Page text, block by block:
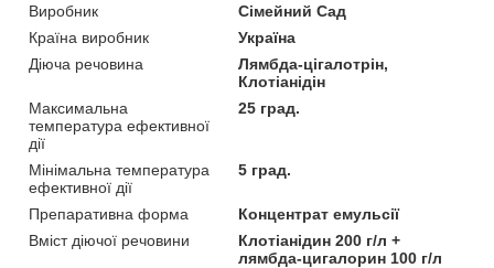
Виробник
Сімейний Сад
Країна виробник
Україна
Діюча речовина
Лямбда-цігалотрін,
Клотіанідін
Максимальна
температура ефективної
дії
25 град.
Мінімальна температура
ефективної дії
5 град.
Препаративна форма
Концентрат емульсії
Вміст діючої речовини
Клотіанідин 200 г/л +
лямбда-цигалорин 100 г/л